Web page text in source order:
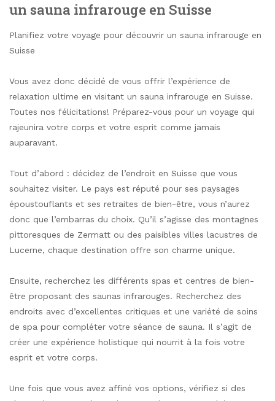
un sauna infrarouge en Suisse
Planifiez votre voyage pour découvrir un sauna infrarouge en
Suisse
Vous avez donc décidé de vous offrir l’expérience de
relaxation ultime en visitant un sauna infrarouge en Suisse.
Toutes nos félicitations! Préparez-vous pour un voyage qui
rajeunira votre corps et votre esprit comme jamais
auparavant.
Tout d’abord : décidez de l’endroit en Suisse que vous
souhaitez visiter. Le pays est réputé pour ses paysages
époustouflants et ses retraites de bien-être, vous n’aurez
donc que l’embarras du choix. Qu’il s’agisse des montagnes
pittoresques de Zermatt ou des paisibles villes lacustres de
Lucerne, chaque destination offre son charme unique.
Ensuite, recherchez les différents spas et centres de bien-
être proposant des saunas infrarouges. Recherchez des
endroits avec d’excellentes critiques et une variété de soins
de spa pour compléter votre séance de sauna. Il s’agit de
créer une expérience holistique qui nourrit à la fois votre
esprit et votre corps.
Une fois que vous avez affiné vos options, vérifiez si des